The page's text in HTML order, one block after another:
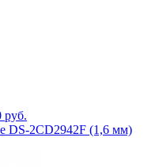
руб.
DS-2CD2942F (1,6 мм)